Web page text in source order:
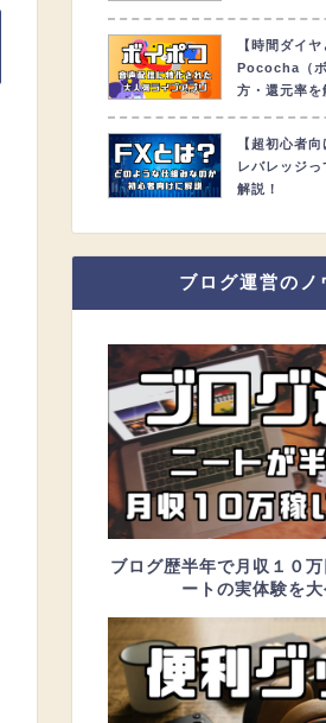
【時間ダイ
Pococha（
方・還元率を
【超初心者
レバレッジっ
解説！
ブログ運営のノ
ブログ歴半年で月収１０
ートの実体験を大